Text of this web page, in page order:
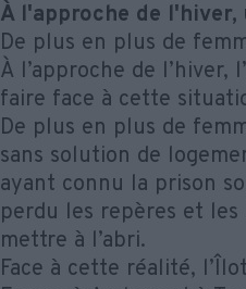
À l'approche de
De plus en plus de
À l’approche de
faire face à cette
De plus en plus de
sans solution de
ayant connu la prison
perdu les repères et
mettre à l’abri.
Face à cette réalité,